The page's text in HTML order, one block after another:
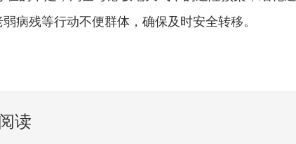
病残等行动不便群体，确保及时安全转移。
读